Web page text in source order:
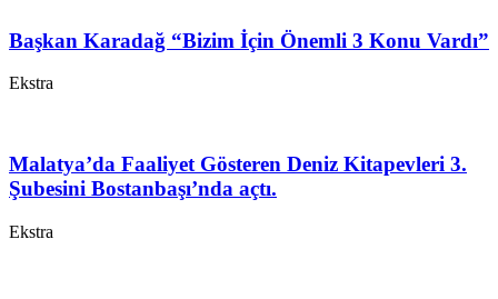
Başkan Karadağ “Bizim İçin Önemli 3 Konu Vardı”
Ekstra
Malatya’da Faaliyet Gösteren Deniz Kitapevleri 3.
Şubesini Bostanbaşı’nda açtı.
Ekstra